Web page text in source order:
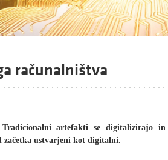
računalništva
artefakti se digitalizirajo in
začetka ustvarjeni kot digitalni.